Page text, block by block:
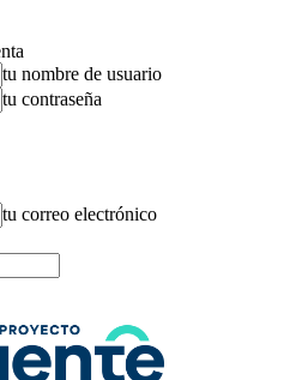
tu nombre de usuario
tu contraseña
tu correo electrónico